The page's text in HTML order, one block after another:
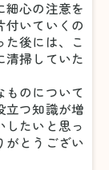
細心の注意を
付いていくの
た後には、こ
清掃していた
ものについて
立つ知識が増
したいと思っ
がとうござい